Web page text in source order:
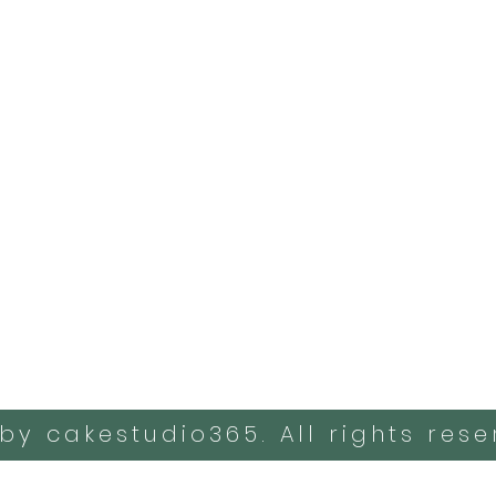
cakestudio365. All rights